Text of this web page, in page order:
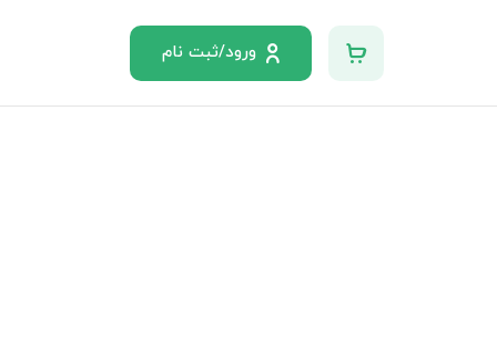
ورود/ثبت نام